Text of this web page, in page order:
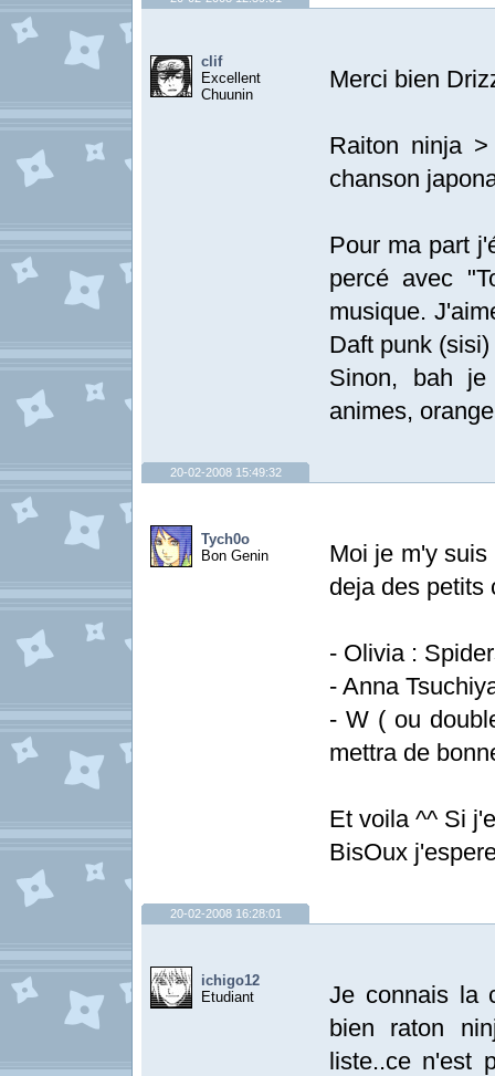
clif
Excellent
Chuunin
Merci bien
Raiton ninja
chanson
Pour ma part
percé avec
musique.
Daft punk
Sinon, bah
animes,
20-02-2008 15:49:32
Tych0o
Bon Genin
Moi je m'y
deja des petits
- Olivia :
- Anna
- W ( ou
mettra de
Et voila ^^ Si
BisOux
20-02-2008 16:28:01
ichigo12
Etudiant
Je connais la
bien raton
liste..ce n'est